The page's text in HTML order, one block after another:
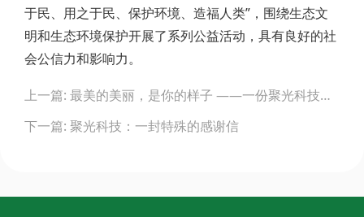
于民、用之于民、保护环境、造福人类”，围绕生态文
明和生态环境保护开展了系列公益活动，具有良好的社
会公信力和影响力。
navigation
上一篇: 最美的美丽，是你的样子 ——一份聚光科技的驰援行动报告
下一篇: 聚光科技：一封特殊的感谢信